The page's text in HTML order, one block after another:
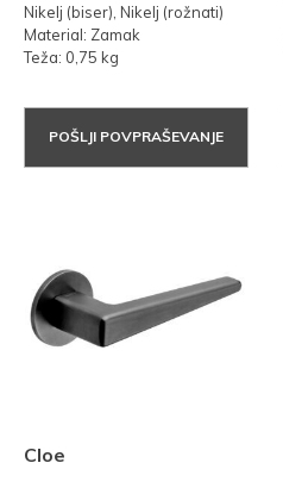
Nikelj (biser), Nikelj (rožnati)
Material: Zamak
Teža: 0,75 kg
POŠLJI POVPRAŠEVANJE
Cloe